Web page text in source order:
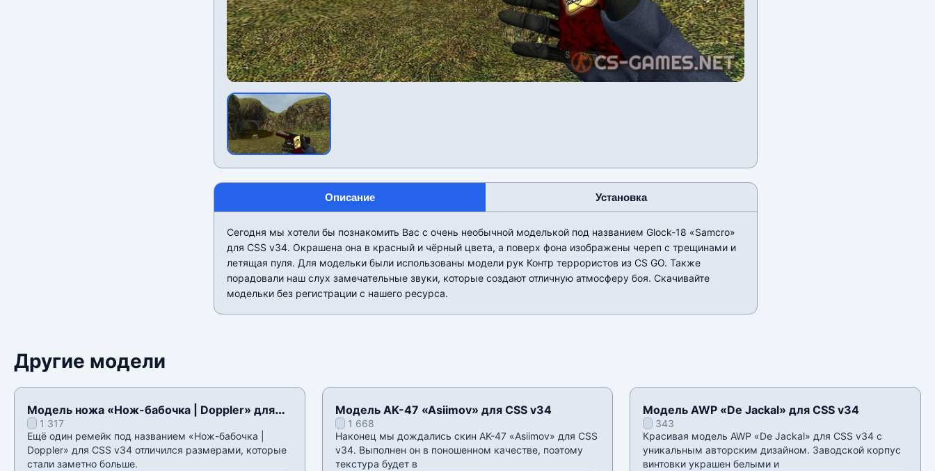
Описание Установка
Сегодня мы хотели бы познакомить Вас с очень необычной моделькой под названием Glock-18 «Samcro»
для CSS v34. Окрашена она в красный и чёрный цвета, а поверх фона изображены череп с трещинами и
летящая пуля. Для модельки были использованы модели рук Контр террористов из CS GO. Также
порадовали наш слух замечательные звуки, которые создают отличную атмосферу боя. Скачивайте
модельки без регистрации с нашего ресурса.
Другие модели
Модель ножа «Нож-бабочка | Doppler» для
CSS v34
1 317
Ещё один ремейк под названием «Нож-бабочка |
Doppler» для CSS v34 отличился размерами, которые
стали заметно больше.
Модель AK-47 «Asiimov» для CSS v34
1 668
Наконец мы дождались скин AK-47 «Asiimov» для CSS
v34. Выполнен он в поношенном качестве, поэтому
текстура будет в
Модель AWP «De Jackal» для CSS v34
343
Красивая модель AWP «De Jackal» для CSS v34 с
уникальным авторским дизайном. Заводской корпус
винтовки украшен белыми и